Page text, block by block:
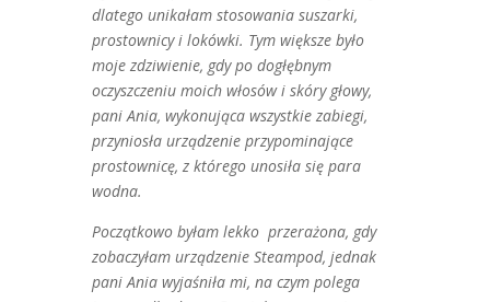
dlatego unikałam stosowania suszarki,
prostownicy i lokówki. Tym większe było
moje zdziwienie, gdy po dogłębnym
oczyszczeniu moich włosów i skóry głowy,
pani Ania, wykonująca wszystkie zabiegi,
przyniosła urządzenie przypominające
prostownicę, z którego unosiła się para
wodna.
Początkowo byłam lekko przerażona, gdy
zobaczyłam urządzenie Steampod, jednak
pani Ania wyjaśniła mi, na czym polega